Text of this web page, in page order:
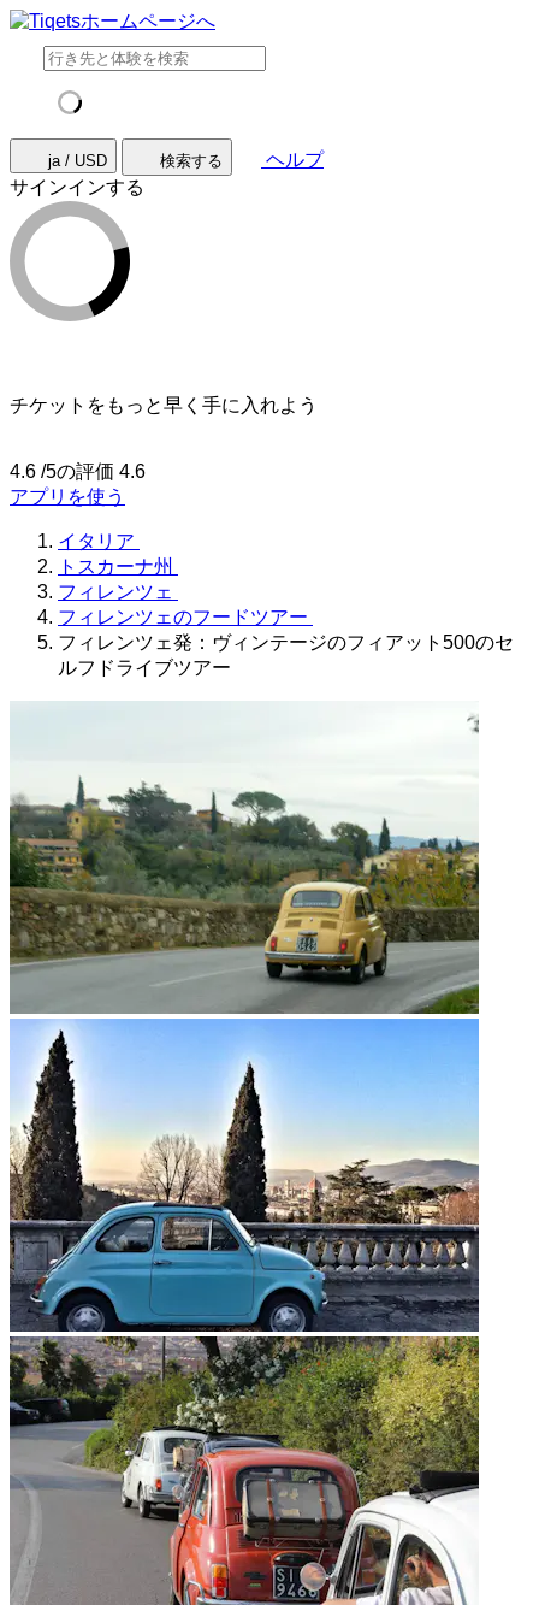
ja / USD 検索する
ヘルプ
サインインする
チケットをもっと早く手に入れよう
4.6 /5の評価 4.6
アプリを使う
イタリア
トスカーナ州
フィレンツェ
フィレンツェのフードツアー
フィレンツェ発：ヴィンテージのフィアット500のセ
ルフドライブツアー